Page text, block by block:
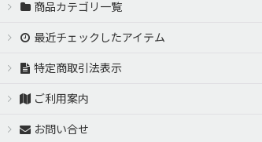
商品カテゴリ一覧
最近チェックしたアイテム
特定商取引法表示
ご利用案内
お問い合せ